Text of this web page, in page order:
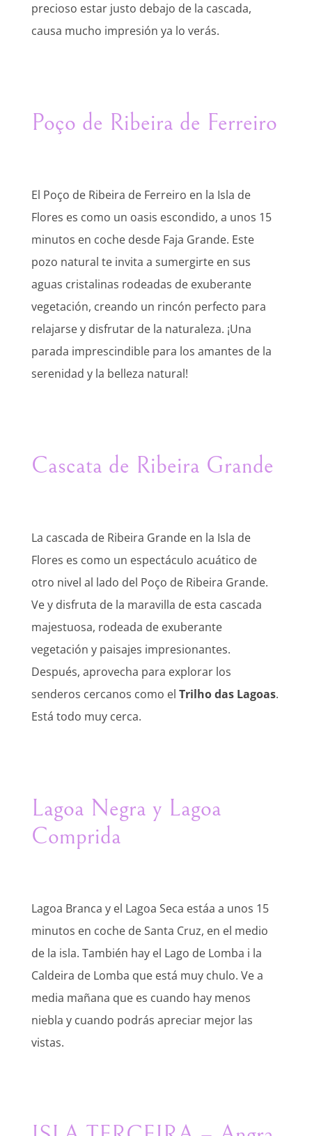
precioso estar justo debajo de la cascada,
causa mucho impresión ya lo verás.
Poço de Ribeira de Ferreiro
El Poço de Ribeira de Ferreiro en la Isla de
Flores es como un oasis escondido, a unos 15
minutos en coche desde Faja Grande. Este
pozo natural te invita a sumergirte en sus
aguas cristalinas rodeadas de exuberante
vegetación, creando un rincón perfecto para
relajarse y disfrutar de la naturaleza. ¡Una
parada imprescindible para los amantes de la
serenidad y la belleza natural!
Cascata de Ribeira Grande
La cascada de Ribeira Grande en la Isla de
Flores es como un espectáculo acuático de
otro nivel al lado del Poço de Ribeira Grande.
Ve y disfruta de la maravilla de esta cascada
majestuosa, rodeada de exuberante
vegetación y paisajes impresionantes.
Después, aprovecha para explorar los
senderos cercanos como el Trilho das Lagoas.
Está todo muy cerca.
Lagoa Negra y Lagoa
Comprida
Lagoa Branca y el Lagoa Seca estáa a unos 15
minutos en coche de Santa Cruz, en el medio
de la isla. También hay el Lago de Lomba i la
Caldeira de Lomba que está muy chulo. Ve a
media mañana que es cuando hay menos
niebla y cuando podrás apreciar mejor las
vistas.